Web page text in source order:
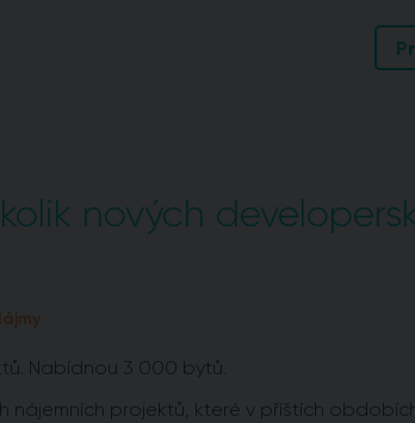
nových
Nabídnou 3 000 bytů.
nájemních projektů, které v příštích